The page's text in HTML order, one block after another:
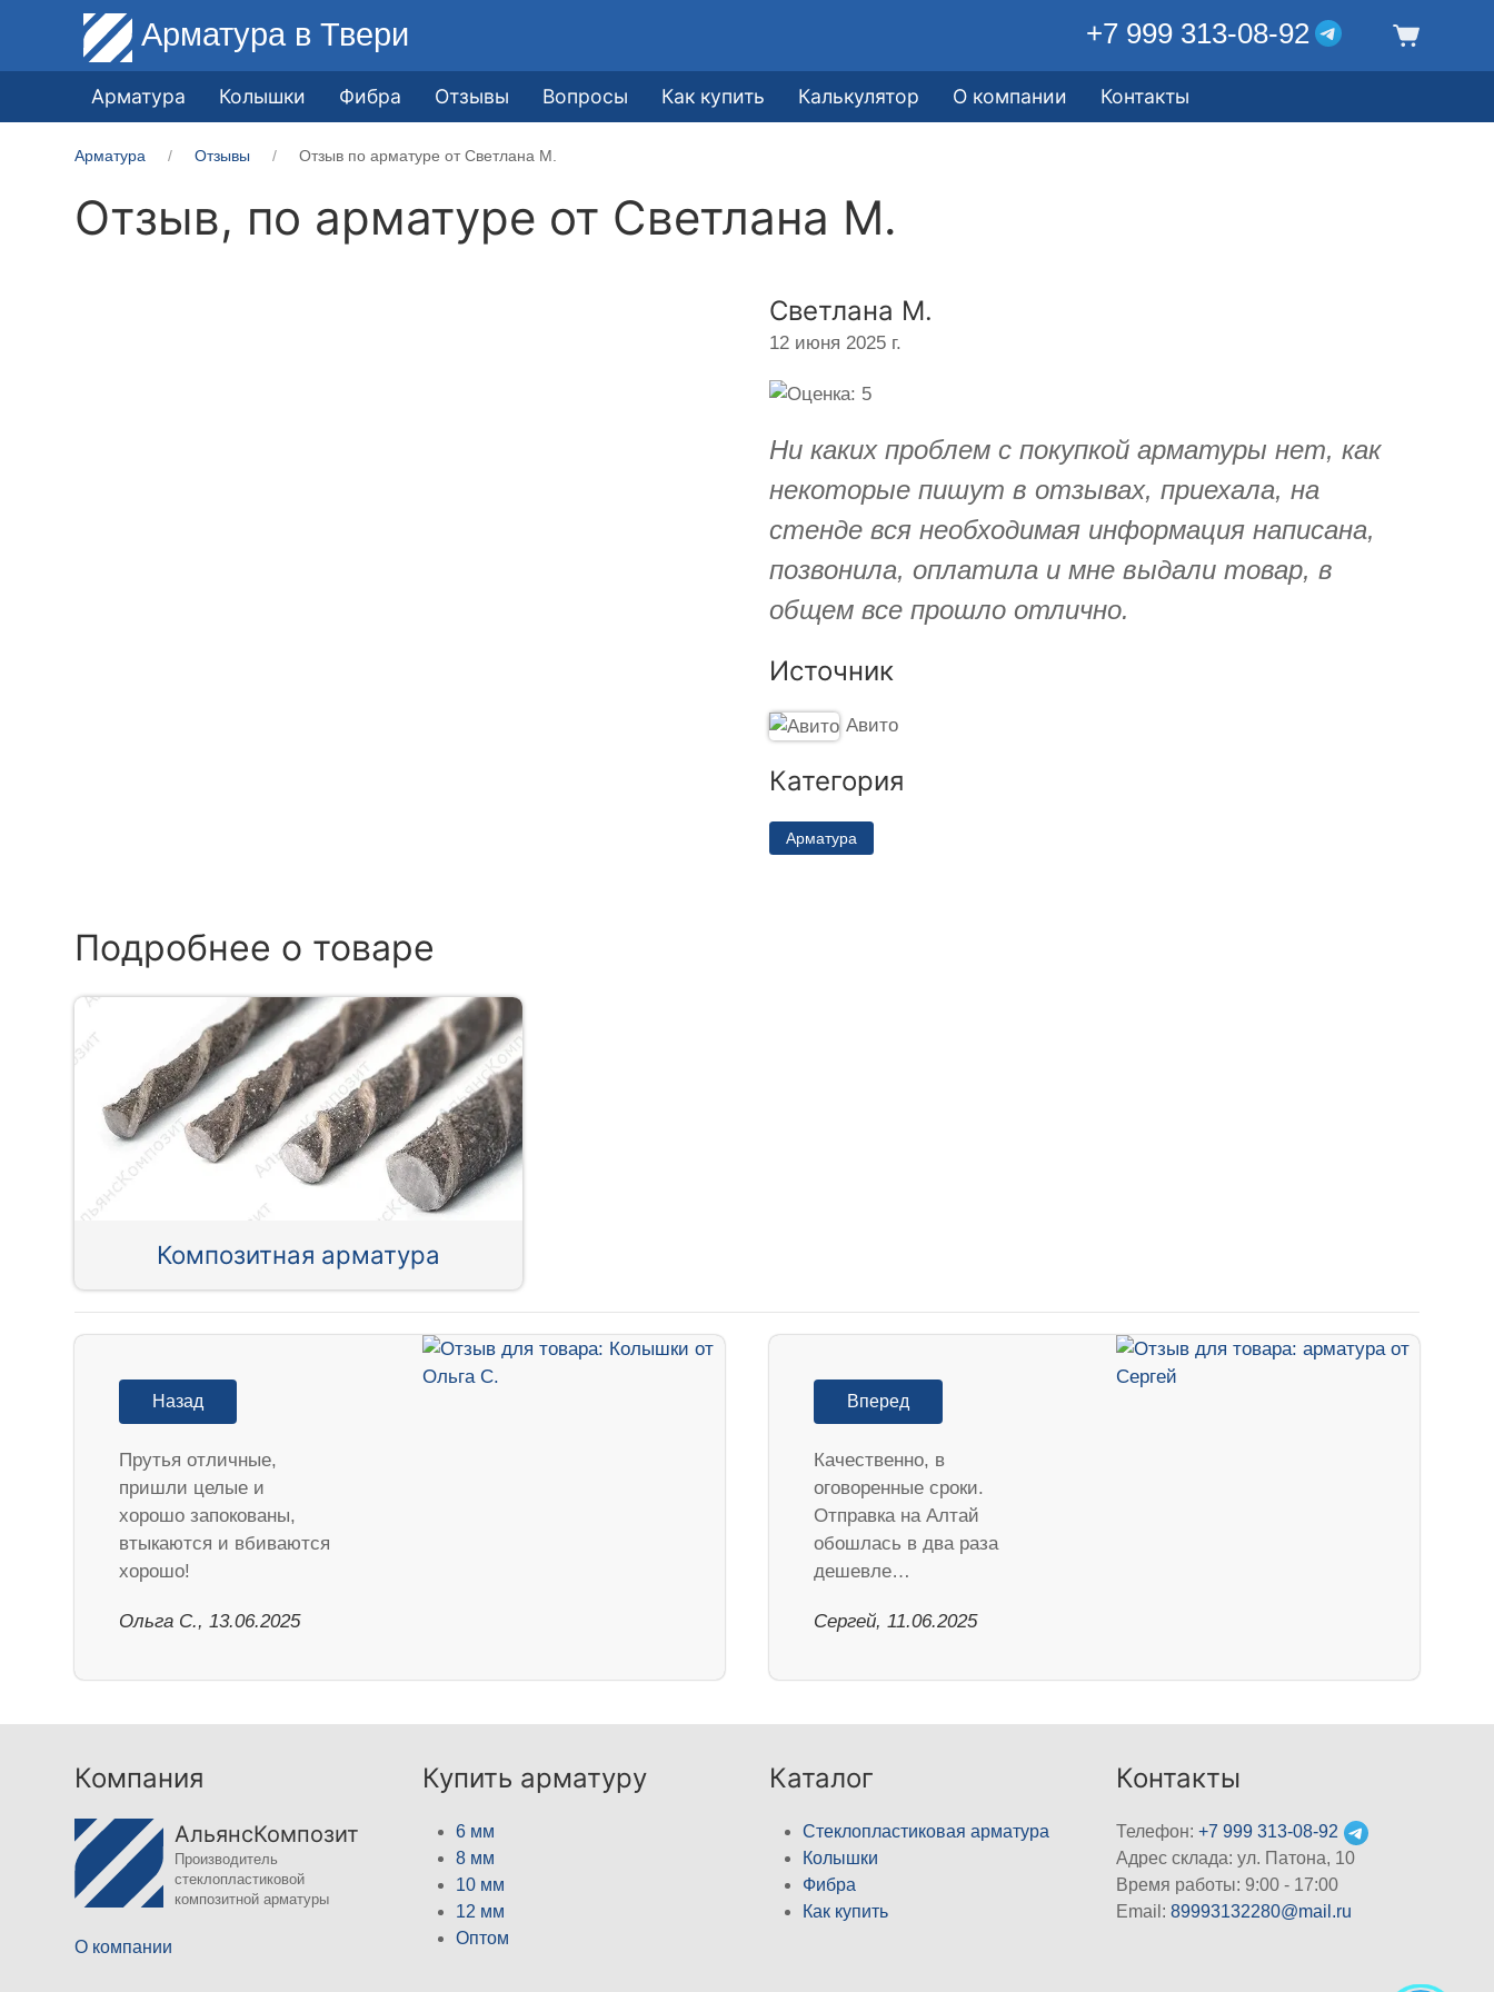
Арматура в Твери +7 999 313-08-92
Арматура Колышки Фибра Отзывы Вопросы Как купить Калькулятор О компании Контакты
Арматура Отзывы Отзыв по арматуре от Светлана М.
Отзыв, по арматуре от Светлана М.
Светлана М.
12 июня 2025 г.
Ни каких проблем с покупкой арматуры нет, как
некоторые пишут в отзывах, приехала, на
стенде вся необходимая информация написана,
позвонила, оплатила и мне выдали товар, в
общем все прошло отлично.
Источник
Авито
Категория
Арматура
Подробнее о товаре
Композитная арматура
Назад
Прутья отличные,
пришли целые и
хорошо запокованы,
втыкаются и вбиваются
хорошо!
Ольга С., 13.06.2025
Вперед
Качественно, в
оговоренные сроки.
Отправка на Алтай
обошлась в два раза
дешевле…
Сергей, 11.06.2025
Компания
АльянсКомпозит
Производитель
стеклопластиковой
композитной арматуры
О компании
Купить арматуру
6 мм
8 мм
10 мм
12 мм
Оптом
Каталог
Стеклопластиковая арматура
Колышки
Фибра
Как купить
Контакты
Телефон:+7 999 313-08-92
Адрес склада: ул. Патона, 10
Время работы: 9:00 - 17:00
Email:89993132280@mail.ru